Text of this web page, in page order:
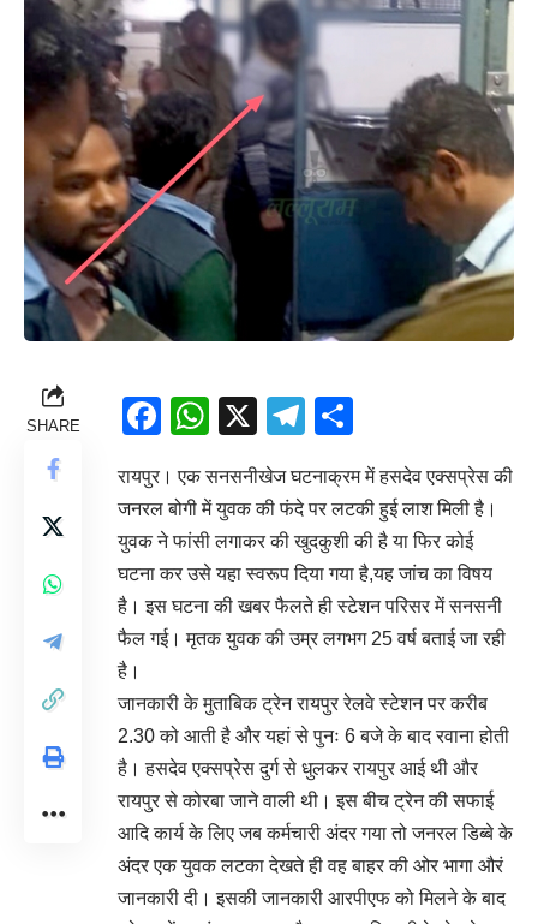
SHARE Facebook
WhatsApp
X Telegram
रायपुर। एक सनसनीखेज घटनाक्रम में हसदेव एक्सप्रेस की
जनरल बोगी में युवक की फंदे पर लटकी हुई लाश मिली है।
युवक ने फांसी लगाकर की खुदकुशी की है या फिर कोई
घटना कर उसे यहा स्वरूप दिया गया है,यह जांच का विषय
है। इस घटना की खबर फैलते ही स्टेशन परिसर में सनसनी
फैल गई। मृतक युवक की उम्र लगभग 25 वर्ष बताई जा रही
है।
जानकारी के मुताबिक ट्रेन रायपुर रेलवे स्टेशन पर करीब
2.30 को आती है और यहां से पुनः 6 बजे के बाद रवाना होती
है। हसदेव एक्सप्रेस दुर्ग से धुलकर रायपुर आई थी और
रायपुर से कोरबा जाने वाली थी। इस बीच ट्रेन की सफाई
आदि कार्य के लिए जब कर्मचारी अंदर गया तो जनरल डिब्बे के
अंदर एक युवक लटका देखते ही वह बाहर की ओर भागा औरं
जानकारी दी। इसकी जानकारी आरपीएफ को मिलने के बाद